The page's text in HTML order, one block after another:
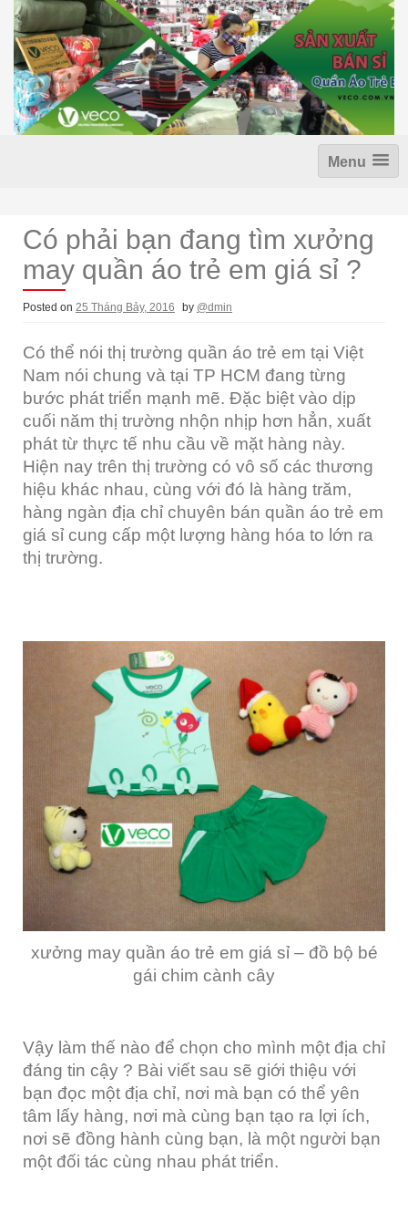
Menu
Có phải bạn đang tìm xưởng
may quần áo trẻ em giá sỉ ?
Posted on 25 Tháng Bảy, 2016 by @dmin
Có thể nói thị trường quần áo trẻ em tại Việt
Nam nói chung và tại TP HCM đang từng
bước phát triển mạnh mẽ. Đặc biệt vào dịp
cuối năm thị trường nhộn nhịp hơn hẳn, xuất
phát từ thực tế nhu cầu về mặt hàng này.
Hiện nay trên thị trường có vô số các thương
hiệu khác nhau, cùng với đó là hàng trăm,
hàng ngàn địa chỉ chuyên bán quần áo trẻ em
giá sỉ cung cấp một lượng hàng hóa to lớn ra
thị trường.
xưởng may quần áo trẻ em giá sỉ – đồ bộ bé
gái chim cành cây
Vậy làm thế nào để chọn cho mình một địa chỉ
đáng tin cậy ? Bài viết sau sẽ giới thiệu với
bạn đọc một địa chỉ, nơi mà bạn có thể yên
tâm lấy hàng, nơi mà cùng bạn tạo ra lợi ích,
nơi sẽ đồng hành cùng bạn, là một người bạn
một đối tác cùng nhau phát triển.